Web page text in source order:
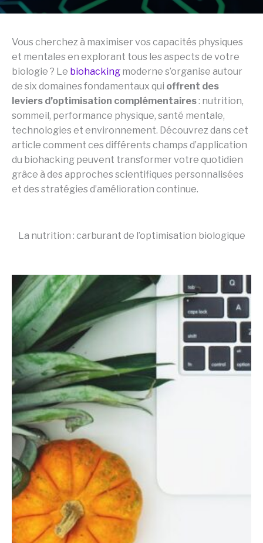
Vous cherchez à maximiser vos capacités physiques
et mentales en explorant tous les aspects de votre
biologie ? Le biohacking moderne s’organise autour
de six domaines fondamentaux qui offrent des
leviers d’optimisation complémentaires: nutrition,
sommeil, performance physique, santé mentale,
technologies et environnement. Découvrez dans cet
article comment ces différents champs d’application
du biohacking peuvent transformer votre quotidien
grâce à des approches scientifiques personnalisées
et des stratégies d’amélioration continue.
La nutrition : carburant de l’optimisation biologique